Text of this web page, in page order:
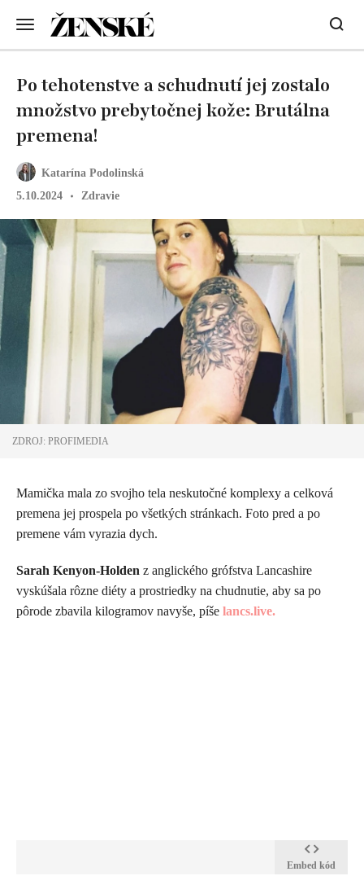
Katarína Podolinská
5.10.2024
Zdravie
Po tehotenstve a schudnutí jej zostalo
množstvo prebytočnej kože: Brutálna
premena!
ZDROJ: PROFIMEDIA
Mamička mala zo svojho tela neskutočné komplexy a celková
premena jej prospela po všetkých stránkach. Foto pred a po
premene vám vyrazia dych.
Sarah Kenyon-Holden z anglického grófstva Lancashire
vyskúšala rôzne diéty a prostriedky na chudnutie, aby sa po
pôrode zbavila kilogramov navyše, píše lancs.live.
Embed kód